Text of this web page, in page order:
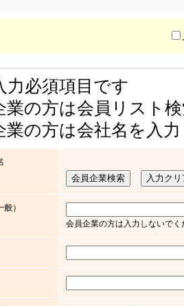
力必須項目です
業の方は会員リスト
業の方は会社名を入
）
会員企業の方は入力しないで